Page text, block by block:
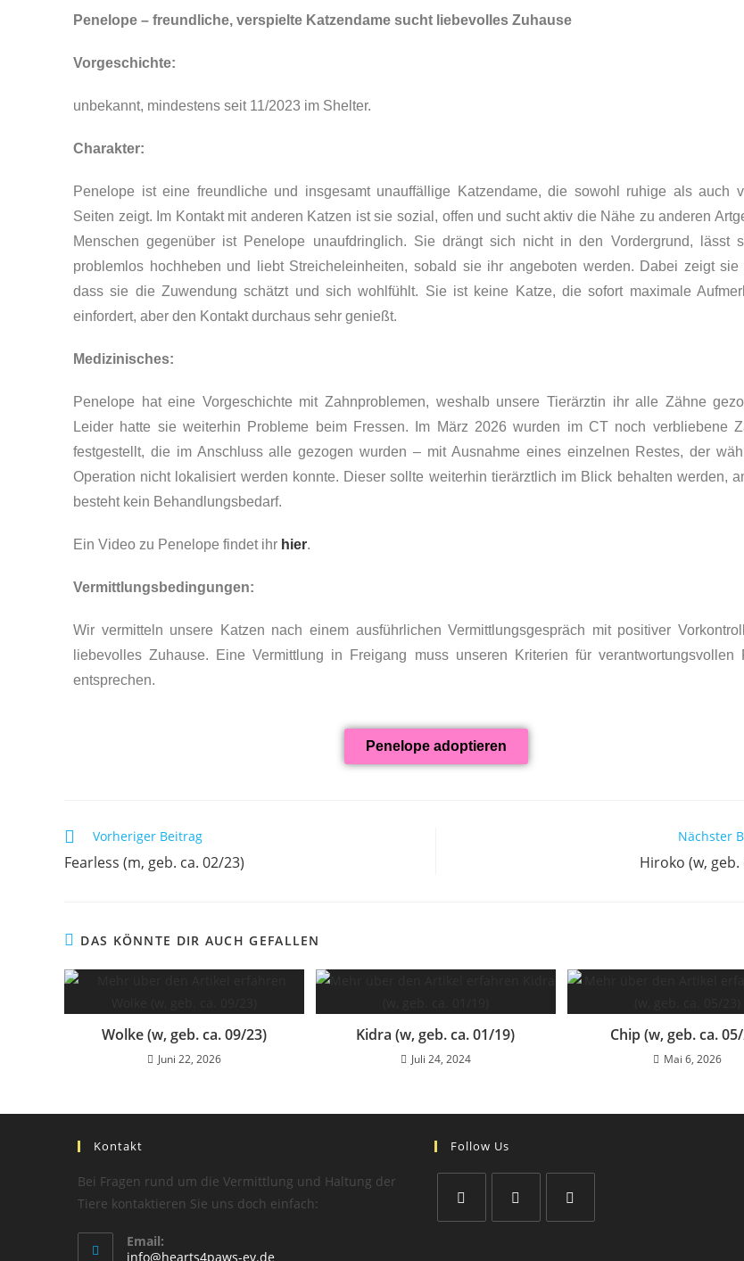
Penelope – freundliche, verspielte Katzendame sucht liebevolles Zuhause
Vorgeschichte:
unbekannt, mindestens seit 11/2023 im Shelter.
Charakter:
Penelope ist eine freundliche und insgesamt unauffällige Katzendame, die sowohl ruhige als auch
Seiten zeigt. Im Kontakt mit anderen Katzen ist sie sozial, offen und sucht aktiv die Nähe zu anderen
Menschen gegenüber ist Penelope unaufdringlich. Sie drängt sich nicht in den Vordergrund, lässt
problemlos hochheben und liebt Streicheleinheiten, sobald sie ihr angeboten werden. Dabei zeigt sie
dass sie die Zuwendung schätzt und sich wohlfühlt. Sie ist keine Katze, die sofort maximale
einfordert, aber den Kontakt durchaus sehr genießt.
Medizinisches:
Penelope hat eine Vorgeschichte mit Zahnproblemen, weshalb unsere Tierärztin ihr alle Zähne
Leider hatte sie weiterhin Probleme beim Fressen. Im März 2026 wurden im CT noch verbliebene
festgestellt, die im Anschluss alle gezogen wurden – mit Ausnahme eines einzelnen Restes, der
Operation nicht lokalisiert werden konnte. Dieser sollte weiterhin tierärztlich im Blick behalten werden,
besteht kein Behandlungsbedarf.
Ein Video zu Penelope findet ihr hier.
Vermittlungsbedingungen:
Wir vermitteln unsere Katzen nach einem ausführlichen Vermittlungsgespräch mit positiver
liebevolles Zuhause. Eine Vermittlung in Freigang muss unseren Kriterien für verantwortungsvollen
entsprechen.
Penelope adoptieren
Vorheriger Beitrag
Fearless (m, geb. ca. 02/23)
Nächster
Hiroko (w, geb.
DAS KÖNNTE DIR AUCH GEFALLEN
Wolke (w, geb. ca. 09/23)
Juni 22, 2026
Kidra (w, geb. ca. 01/19)
Juli 24, 2024
Chip (w, geb. ca.
Mai 6, 2026
Kontakt
Bei Fragen rund um die Vermittlung und Haltung der
Tiere kontaktieren Sie uns doch einfach:
Email:
info@hearts4paws-ev.de
Follow Us